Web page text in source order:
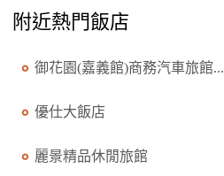
附近熱門飯店
御花園(嘉義館)商務汽車旅館...
優仕大飯店
麗景精品休閒旅館